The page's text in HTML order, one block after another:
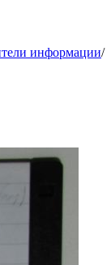
информации/